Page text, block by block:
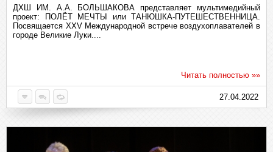
ДХШ ИМ. А.А. БОЛЬШАКОВА представляет мультимедийный
проект: ПОЛЁТ МЕЧТЫ или ТАНЮШКА-ПУТЕШЕСТВЕННИЦА.
Посвящается XXV Международной встрече воздухоплавателей в
городе Великие Луки....
Читать полностью »»
27.04.2022